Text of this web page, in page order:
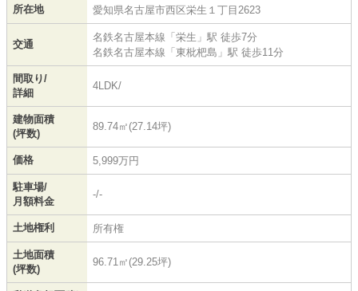
所在地 愛知県名古屋市西区栄生 １丁目2623
交通
名鉄名古屋本線 「 栄生 」駅 徒歩7分
名鉄名古屋本線 「 東枇杷島 」駅 徒歩11分
間取り/
詳細
4LDK/
建物面積
(坪数)
89.74㎡(27.14坪)
価格 5,999万円
駐車場/
月額料金
-/-
土地権利 所有権
土地面積
(坪数)
96.71㎡(29.25坪)